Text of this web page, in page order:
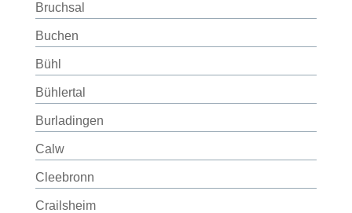
Bruchsal
Buchen
Bühl
Bühlertal
Burladingen
Calw
Cleebronn
Crailsheim